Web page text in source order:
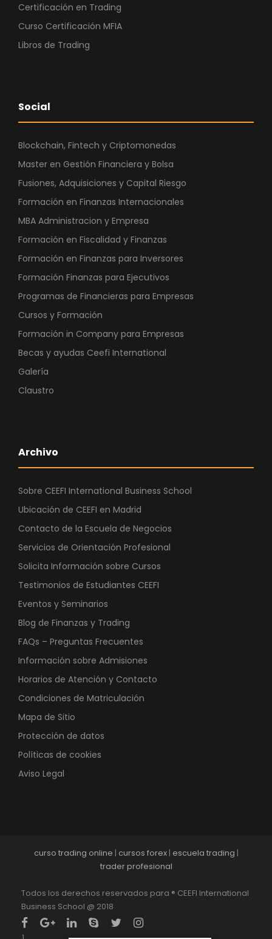
Certificación en Trading
Curso Certificación MFIA
Libros de Trading
Social
Blockchain, Fintech y Criptomonedas
Master en Gestión Financiera y Bolsa
Fusiones, Adquisiciones y Capital Riesgo
Formación en Finanzas Internacionales
MBA Administracion y Empresa
Formación en Fiscalidad y Finanzas
Formación en Finanzas para Inversores
Formación Finanzas para Ejecutivos
Programas de Financieras para Empresas
Cursos y Formación
Formación in Company para Empresas
Becas y ayudas Ceefi International
Galería
Claustro
Archivo
Sobre CEEFI International Business School
Ubicación de CEEFI en Madrid
Contacto de la Escuela de Negocios
Servicios de Orientación Profesional
Solicita Información sobre Cursos
Testimonios de Estudiantes CEEFI
Eventos y Seminarios
Blog de Finanzas y Trading
FAQs – Preguntas Frecuentes
Información sobre Admisiones
Horarios de Atención y Contacto
Condiciones de Matriculación
Mapa de Sitio
Protección de datos
Políticas de cookies
Aviso Legal
curso trading online | cursos forex| escuela trading |
trader profesional
Todos los derechos reservados para ® CEEFI International
Business School @ 2018